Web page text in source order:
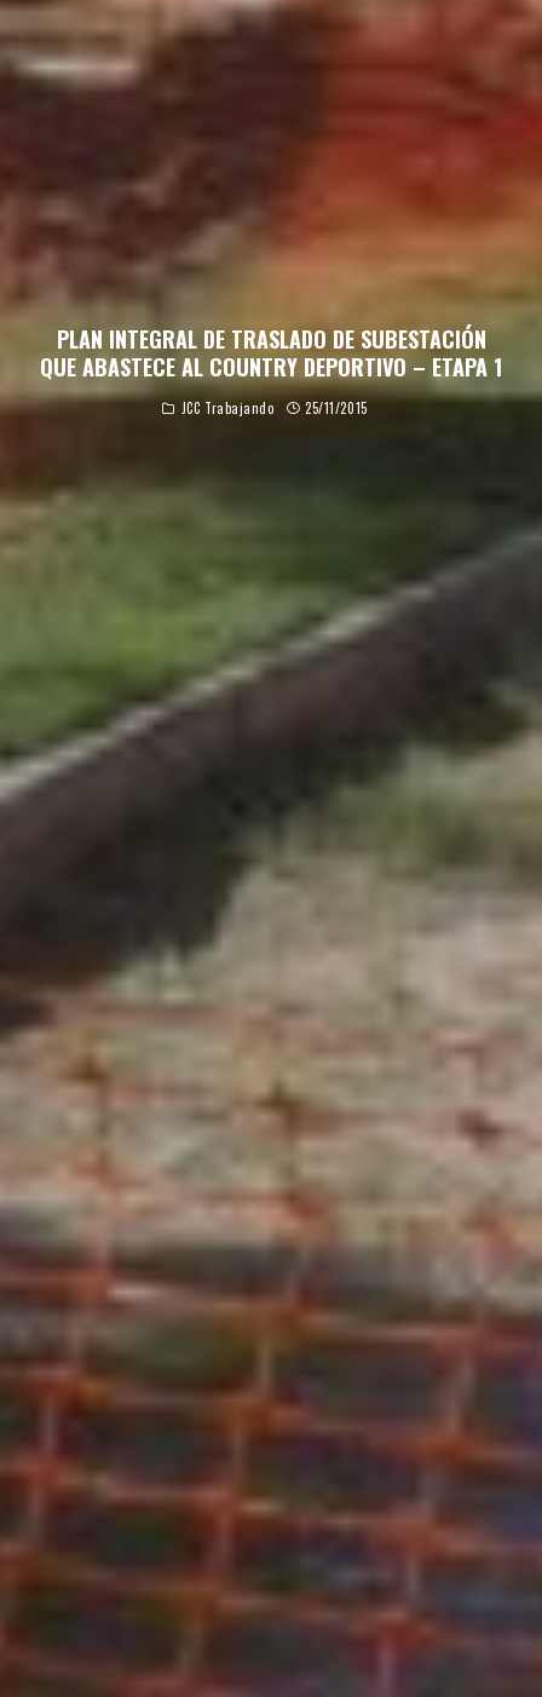
PLAN INTEGRAL DE TRASLADO DE SUBESTACIÓN
QUE ABASTECE AL COUNTRY DEPORTIVO – ETAPA 1
JCC Trabajando 25/11/2015